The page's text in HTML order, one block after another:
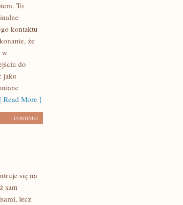
To
kontaktu
że
w
do
jako
Read More ]
CONTINUE
się na
sam
lecz